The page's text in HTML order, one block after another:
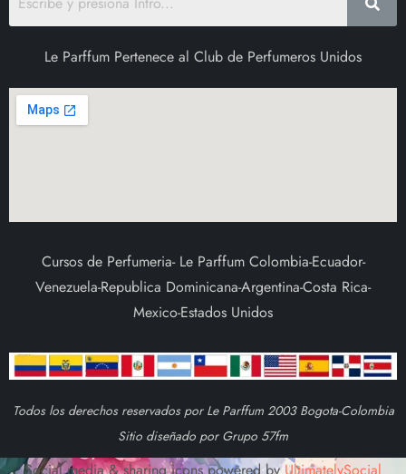
Le Parffum Pertenece al Club de Perfumeros Unidos
Cursos de Perfumeria- Le Parffum Colombia-Ecuador-
Venezuela-Republica Dominicana-Argentina-Costa Rica-
Mexico-Estados Unidos
Todos los derechos reservados por Le Parffum 2003 Bogota-Colombia
Sitio diseñado por Grupo 57fm